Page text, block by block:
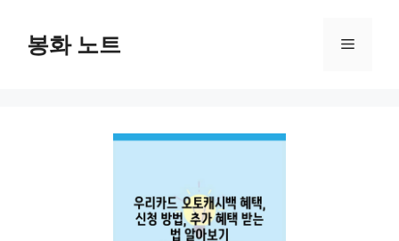
봉화 노트 메